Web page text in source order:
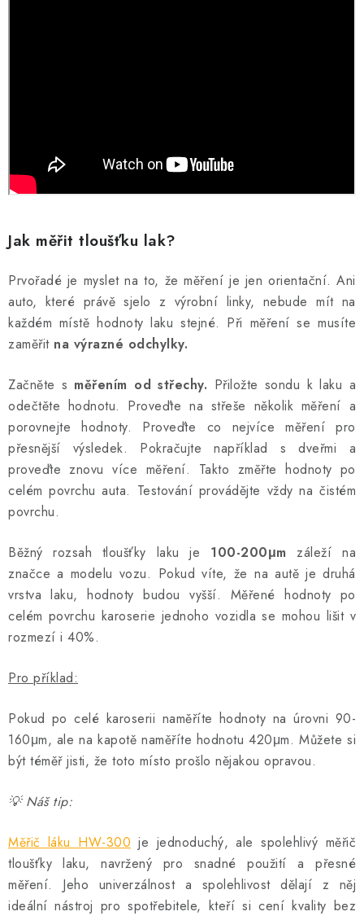
Jak měřit tloušťku lak?
Prvořadé je myslet na to, že měření je jen orientační. Ani
auto, které právě sjelo z výrobní linky, nebude mít na
každém místě hodnoty laku stejné. Při měření se musíte
zaměřit na výrazné odchylky.
Začněte s měřením od střechy. Přiložte sondu k laku a
odečtěte hodnotu. Proveďte na střeše několik měření a
porovnejte hodnoty. Proveďte co nejvíce měření pro
přesnější výsledek. Pokračujte například s dveřmi a
proveďte znovu více měření. Takto změřte hodnoty po
celém povrchu auta. Testování provádějte vždy na čistém
povrchu.
Běžný rozsah tloušťky laku je 100-200μm záleží na
značce a modelu vozu. Pokud víte, že na autě je druhá
vrstva laku, hodnoty budou vyšší. Měřené hodnoty po
celém povrchu karoserie jednoho vozidla se mohou lišit v
rozmezí i 40%.
Pro příklad:
Pokud po celé karoserii naměříte hodnoty na úrovni 90-
160μm, ale na kapotě naměříte hodnotu 420μm. Můžete si
být téměř jisti, že toto místo prošlo nějakou opravou.
💡 Náš tip:
Měřič láku HW-300 je jednoduchý, ale spolehlivý měřič
tloušťky laku, navržený pro snadné použití a přesné
měření. Jeho univerzálnost a spolehlivost dělají z něj
ideální nástroj pro spotřebitele, kteří si cení kvality bez